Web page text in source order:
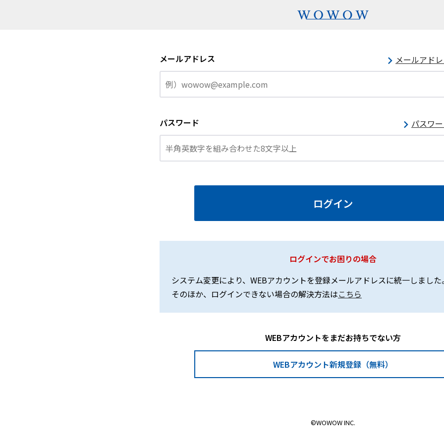
メールアドレス メールアド
パスワード パスワ
ログインでお困りの場合
システム変更により、WEBアカウントを登録メールアドレスに統一しました
そのほか、ログインできない場合の解決方法はこちら
WEBアカウントをまだお持ちでない方
WEBアカウント新規登録（無料）
©WOWOW INC.